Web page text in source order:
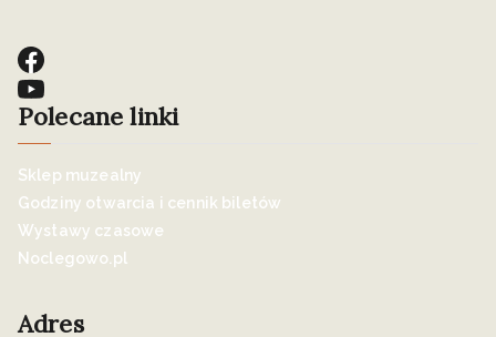
Polecane linki
Sklep muzealny
Godziny otwarcia i cennik biletów
Wystawy czasowe
Noclegowo.pl
Adres